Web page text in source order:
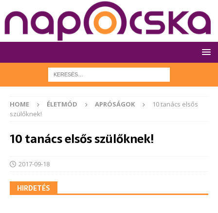
HOME ÉLETMÓD APRÓSÁGOK
10 tanács elsős
szülőknek!
10 tanács elsős szülőknek!
2017-09-18
HIRDETÉS